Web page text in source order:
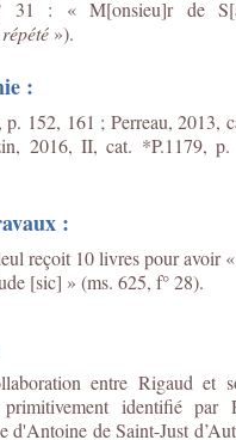
31 : « M[onsieu]r de
»).
:
p. 152, 161 ; Perreau, 2013,
2016, II, cat. *P.1179,
:
reçoit 10 livres pour avoir
[sic] » (ms. 625, f° 28).
entre Rigaud et
identifié par
d'Antoine de Saint-Just